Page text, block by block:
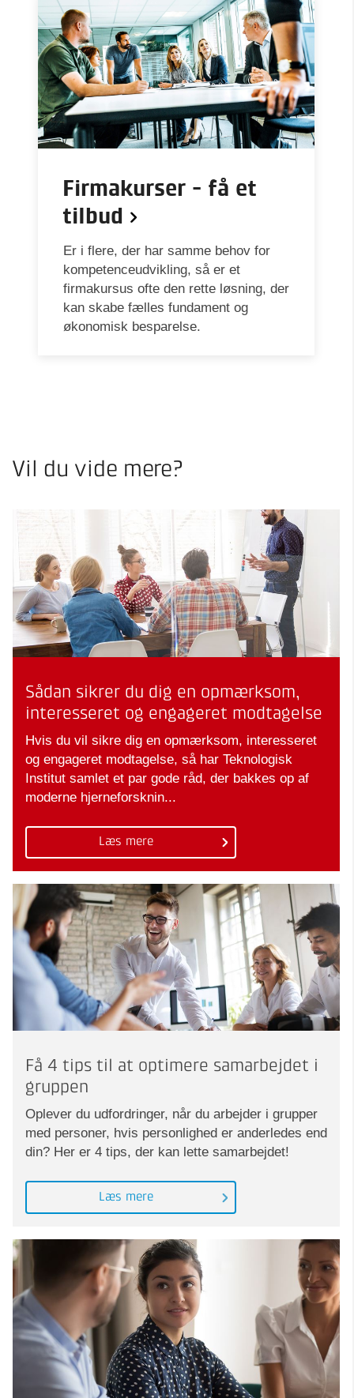
Firmakurser - få et
tilbud
Er i flere, der har samme behov for
kompetenceudvikling, så er et
firmakursus ofte den rette løsning, der
kan skabe fælles fundament og
økonomisk besparelse.
Vil du vide mere?
Sådan sikrer du dig en opmærksom,
interesseret og engageret modtagelse
Hvis du vil sikre dig en opmærksom, interesseret
og engageret modtagelse, så har Teknologisk
Institut samlet et par gode råd, der bakkes op af
moderne hjerneforsknin...
Læs mere
Få 4 tips til at optimere samarbejdet i
gruppen
Oplever du udfordringer, når du arbejder i grupper
med personer, hvis personlighed er anderledes end
din? Her er 4 tips, der kan lette samarbejdet!
Læs mere